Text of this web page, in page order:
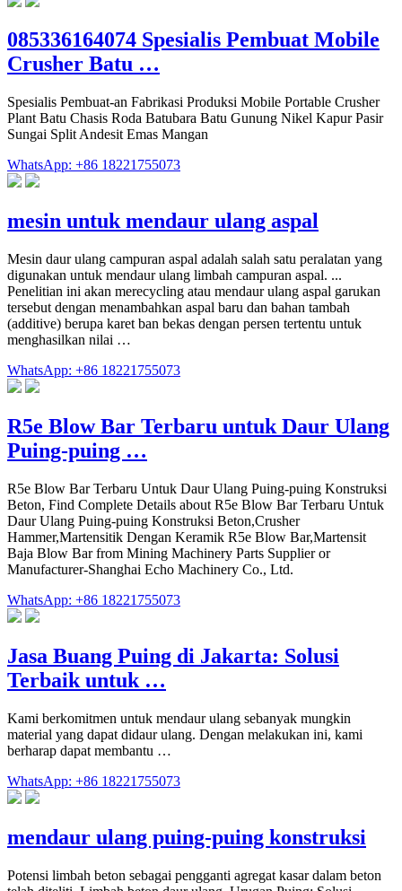
085336164074 Spesialis Pembuat Mobile
Crusher Batu …
Spesialis Pembuat-an Fabrikasi Produksi Mobile Portable Crusher
Plant Batu Chasis Roda Batubara Batu Gunung Nikel Kapur Pasir
Sungai Split Andesit Emas Mangan
WhatsApp: +86 18221755073
mesin untuk mendaur ulang aspal
Mesin daur ulang campuran aspal adalah salah satu peralatan yang
digunakan untuk mendaur ulang limbah campuran aspal. ...
Penelitian ini akan merecycling atau mendaur ulang aspal garukan
tersebut dengan menambahkan aspal baru dan bahan tambah
(additive) berupa karet ban bekas dengan persen tertentu untuk
menghasilkan nilai …
WhatsApp: +86 18221755073
R5e Blow Bar Terbaru untuk Daur Ulang
Puing-puing …
R5e Blow Bar Terbaru Untuk Daur Ulang Puing-puing Konstruksi
Beton, Find Complete Details about R5e Blow Bar Terbaru Untuk
Daur Ulang Puing-puing Konstruksi Beton,Crusher
Hammer,Martensitik Dengan Keramik R5e Blow Bar,Martensit
Baja Blow Bar from Mining Machinery Parts Supplier or
Manufacturer-Shanghai Echo Machinery Co., Ltd.
WhatsApp: +86 18221755073
Jasa Buang Puing di Jakarta: Solusi
Terbaik untuk …
Kami berkomitmen untuk mendaur ulang sebanyak mungkin
material yang dapat didaur ulang. Dengan melakukan ini, kami
berharap dapat membantu …
WhatsApp: +86 18221755073
mendaur ulang puing-puing konstruksi
Potensi limbah beton sebagai pengganti agregat kasar dalam beton